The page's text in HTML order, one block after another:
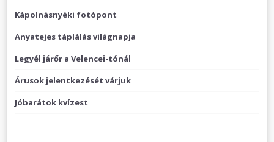
Kápolnásnyéki fotópont
Anyatejes táplálás világnapja
Legyél járőr a Velencei-tónál
Árusok jelentkezését várjuk
Jóbarátok kvízest